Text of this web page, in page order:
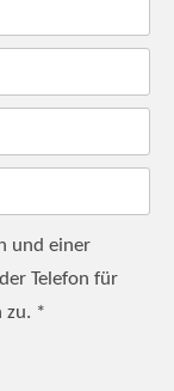
und einer
Telefon für
zu. *